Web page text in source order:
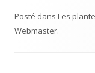
Posté dans Les
Webmaster.